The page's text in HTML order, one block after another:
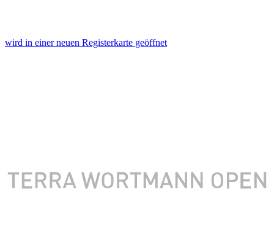
wird in einer neuen Registerkarte geöffnet